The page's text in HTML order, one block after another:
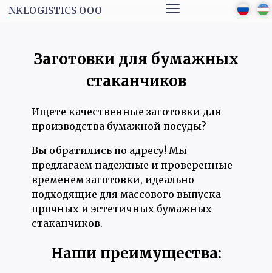
NKLOGISTICS ООО ≡
Заготовки для бумажных
стаканчиков
Ищете качественные заготовки для
производства бумажной посуды?
Вы обратились по адресу! Мы
предлагаем надежные и проверенные
временем заготовки, идеально
подходящие для массового выпуска
прочных и эстетичных бумажных
стаканчиков.
Наши преимущества: